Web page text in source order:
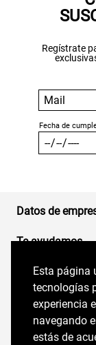
Esta página
tecnologías
experiencia
navegando
de acuerdo
Esta página
tecnologías
experiencia
navegando
estás de
Regístrate
Datos de
Te ayudamos
Medios de pago
Contáctanos
Síguenos en